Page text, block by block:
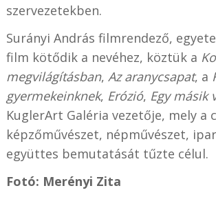
szervezetekben.
Surányi András filmrendező,
film kötődik a nevéhez, köztük a
megvilágításban, Az aranycsapat, a
gyermekeinknek, Erózió, Egy másik
KuglerArt Galéria vezetője, mely a
képzőművészet, népművészet,
együttes bemutatását tűzte célul.
Fotó: Merényi Zita